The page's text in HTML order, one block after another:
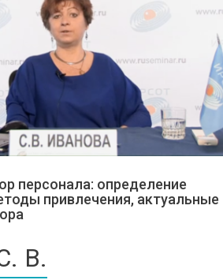
персонала: определение
привлечения, актуальные
В.